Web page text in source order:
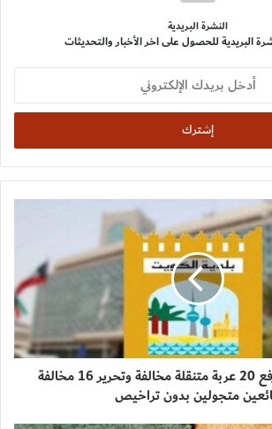
النشرة البريدية
البريدية للحصول على اخر الأخبار والتحديثات
بلدية الأحمدي: رفع 20 عربة متنقلة مخالفة وتحرير 16 مخالفة
متجولين بدون تراخيص